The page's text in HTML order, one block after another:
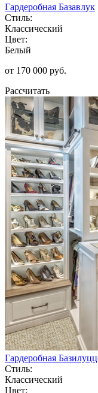
Гардеробная Базавлук
Стиль:
Классический
Цвет:
Белый
от 170 000 руб.
Рассчитать
Гардеробная
Стиль:
Классический
Цвет: